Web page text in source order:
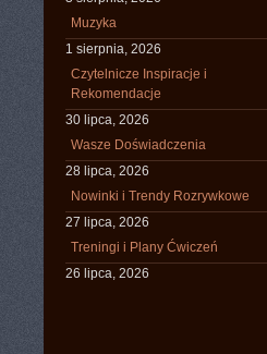
Muzyka
1 sierpnia, 2026
Czytelnicze Inspiracje i
Rekomendacje
30 lipca, 2026
Wasze Doświadczenia
28 lipca, 2026
Nowinki i Trendy Rozrywkowe
27 lipca, 2026
Treningi i Plany Ćwiczeń
26 lipca, 2026